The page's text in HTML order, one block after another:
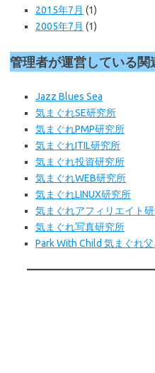
2015年7月 (1)
2005年7月 (1)
管理者が運営している関
Jazz Blues Sea
気まぐれSE研究所
気まぐれPMP研究所
気まぐれITIL研究所
気まぐれ投資研究所
気まぐれWEB研究所
気まぐれLINUX研究所
気まぐれアフィリエイト
気まぐれ写真研究所
Park With Child 気まぐれ